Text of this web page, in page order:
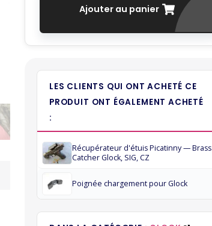
Ajouter au panier
LES CLIENTS QUI ONT ACHETÉ CE
PRODUIT ONT ÉGALEMENT ACHETÉ
:
Récupérateur d'étuis Picatinny — Brass
Catcher Glock, SIG, CZ
Poignée chargement pour Glock